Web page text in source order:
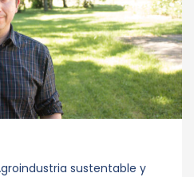
sustentable y